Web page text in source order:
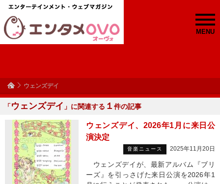
MENU
ウェンズデイ
「ウェンズデイ 」に関連する １ 件の記事
ウェンズデイ、2026年1月に来日公
演決定
音楽ニュース 2025年11月20日
ウェンズデイが、最新アルバム『ブリ
ーズ』を引っさげた来日公演を2026年1